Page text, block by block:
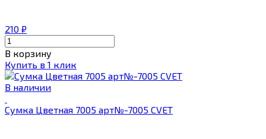
210 ₽
В корзину
Купить в 1 клик
В наличии
Сумка Цветная 7005 арт№-7005 CVET